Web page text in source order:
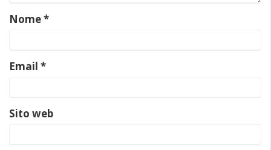
Nome*
Email *
Sito web